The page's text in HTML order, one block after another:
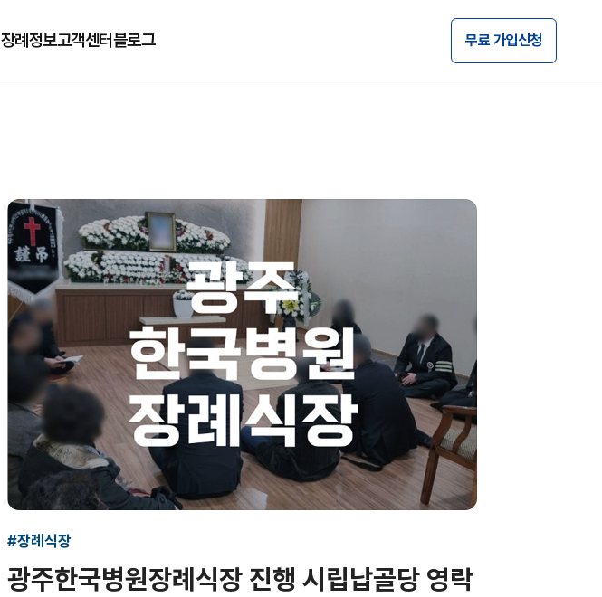
장례정보고객센터
코로나방역
직원채용공고
블로그 무료 가입신청
#장례식장
광주한국병원장례식장 진행 시립납골당 영락